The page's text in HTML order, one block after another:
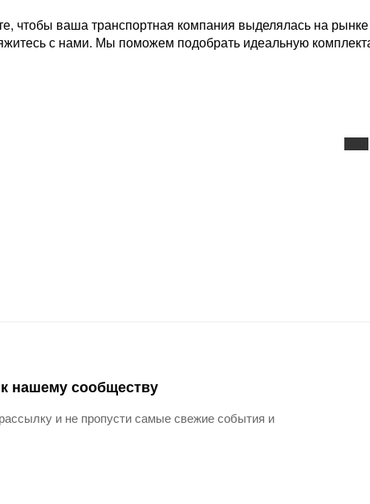
чтобы ваша транспортная компания выделялась на
с нами. Мы поможем подобрать идеальную
нашему сообществу
и не пропусти самые свежие события и